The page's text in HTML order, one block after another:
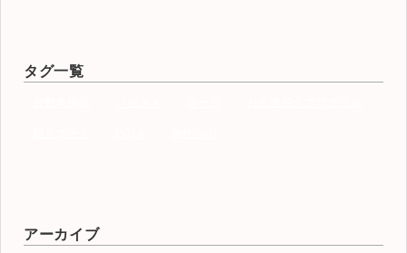
タグ一覧
アーカイブ